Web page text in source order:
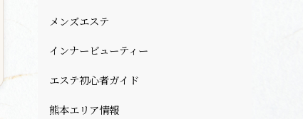
メンズエステ
インナービューティー
エステ初心者ガイド
熊本エリア情報